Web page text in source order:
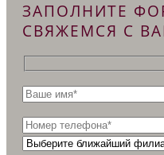
ЗАПОЛНИТЕ
СВЯЖЕМСЯ С